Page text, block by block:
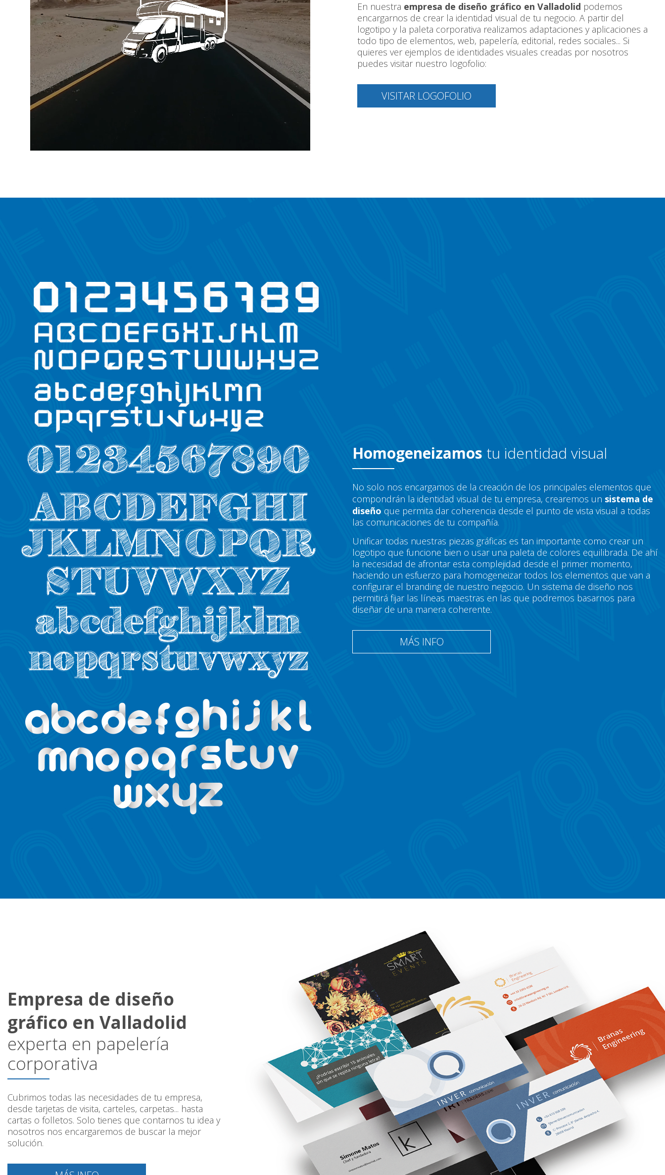
En nuestra empresa de diseño gráfico en Valladolid podemos
encargarnos de crear la identidad visual de tu negocio. A partir del
logotipo y la paleta corporativa realizamos adaptaciones y aplicaciones a
todo tipo de elementos, web, papelería, editorial, redes sociales... Si
quieres ver ejemplos de identidades visuales creadas por nosotros
puedes visitar nuestro logofolio:
VISITAR LOGOFOLIO
Homogeneizamos tu identidad visual
No solo nos encargamos de la creación de los principales elementos que
compondrán la identidad visual de tu empresa, crearemos un sistema de
diseño que permita dar coherencia desde el punto de vista visual a todas
las comunicaciones de tu compañía.
Unificar todas nuestras piezas gráficas es tan importante como crear un
logotipo que funcione bien o usar una paleta de colores equilibrada. De ahí
la necesidad de afrontar esta complejidad desde el primer momento,
haciendo un esfuerzo para homogeneizar todos los elementos que van a
configurar el branding de nuestro negocio. Un sistema de diseño nos
permitirá fijar las líneas maestras en las que podremos basarnos para
diseñar de una manera coherente.
MÁS INFO
Empresa de diseño
gráfico en Valladolid
experta en papelería
corporativa
Cubrimos todas las necesidades de tu empresa,
desde tarjetas de visita, carteles, carpetas... hasta
cartas o folletos. Solo tienes que contarnos tu idea y
nosotros nos encargaremos de buscar la mejor
solución.